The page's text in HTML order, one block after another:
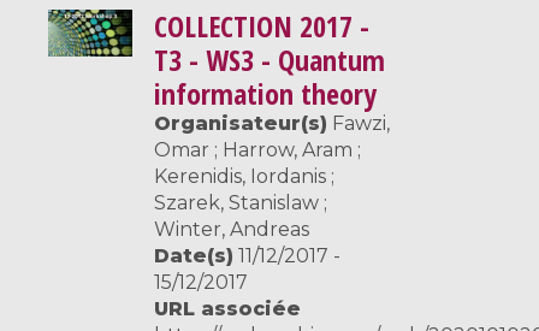
COLLECTION 2017 -
T3 - WS3 - Quantum
information theory
Organisateur(s) Fawzi,
Omar ; Harrow, Aram ;
Kerenidis, Iordanis ;
Szarek, Stanislaw ;
Winter, Andreas
Date(s) 11/12/2017 -
15/12/2017
URL associée